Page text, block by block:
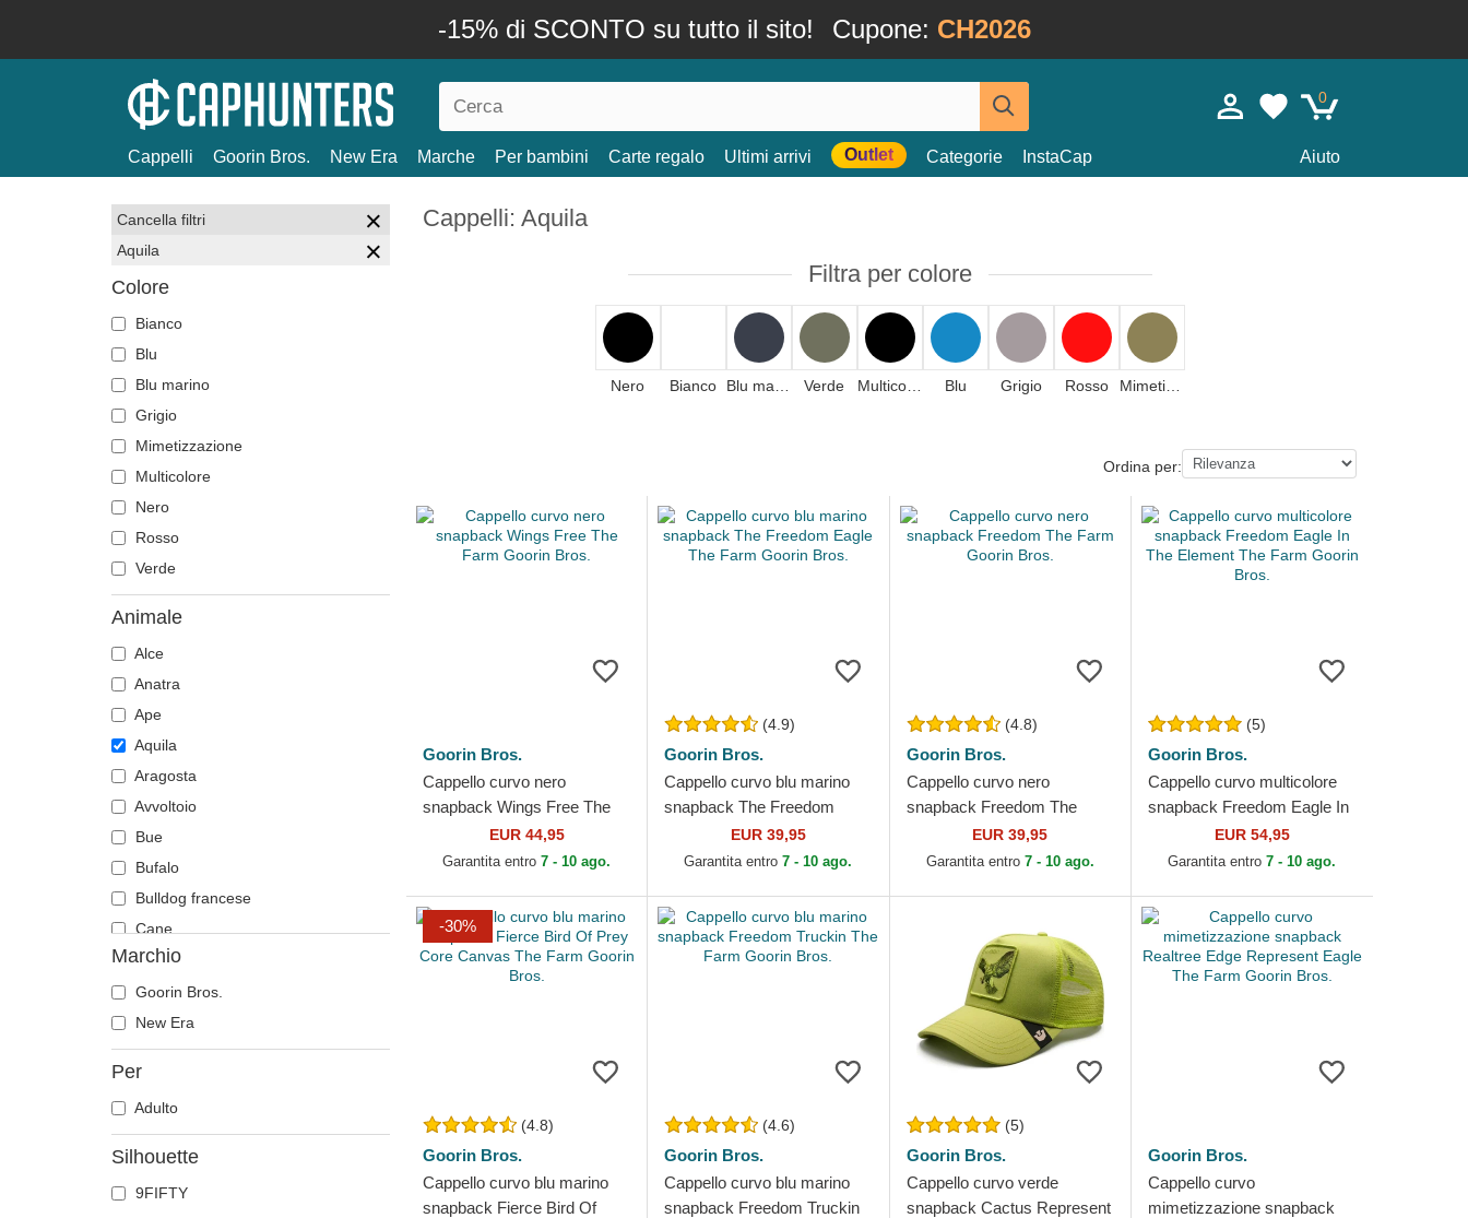
-15% di SCONTO su tutto il sito! Cupone: CH2026
0
Cappelli Goorin Bros. New Era Marche Per bambini Carte regalo Ultimi arrivi Outlet Categorie InstaCap Aiuto
Cancella filtri
Aquila
Colore
Bianco
Blu
Blu marino
Grigio
Mimetizzazione
Multicolore
Nero
Rosso
Verde
Animale
Alce
Anatra
Ape
Aquila
Aragosta
Avvoltoio
Bue
Bufalo
Bulldog francese
Cane
Capra
Cavallo
Cervo
Chihuahua
Coccodrillo
Colomba
Delfino
Marchio
Goorin Bros.
New Era
Per
Adulto
Silhouette
9FIFTY
Cappelli: Aquila
Filtra per colore
Nero Bianco Verde Multicolore Blu Grigio Rosso Mimetizzazione
Ordina per:
Goorin Bros.
Cappello curvo nero
snapback Wings Free The
Farm Goorin Bros.
EUR 44,95
Garantita entro7 - 10 ago.
(4.9)
Goorin Bros.
Cappello curvo blu marino
snapback The Freedom
Eagle The Farm Goorin
Bros.
EUR 39,95
Garantita entro7 - 10 ago.
(4.8)
Goorin Bros.
Cappello curvo nero
snapback Freedom The
Farm Goorin Bros.
EUR 39,95
Garantita entro 7 - 10 ago.
(5)
Goorin Bros.
Cappello curvo multicolore
snapback Freedom Eagle In
The Element The Farm
Goorin Bros.
EUR 54,95
Garantita entro7 - 10 ago.
-30%
(4.8)
Goorin Bros.
Cappello curvo blu marino
snapback Fierce Bird Of
(4.6)
Goorin Bros.
Cappello curvo blu marino
snapback Freedom Truckin
(5)
Goorin Bros.
Cappello curvo verde
snapback Cactus Represent
Goorin Bros.
Cappello curvo
mimetizzazione snapback